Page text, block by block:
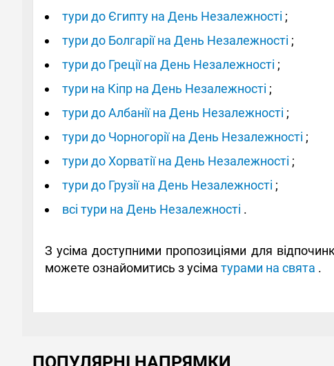
тури до Єгипту на День Незалежності ;
тури до Болгарії на День Незалежності ;
тури до Греції на День Незалежності ;
тури на Кіпр на День Незалежності ;
тури до Албанії на День Незалежності ;
тури до Чорногорії на День Незалежності ;
тури до Хорватії на День Незалежності ;
тури до Грузії на День Незалежності ;
всі тури на День Незалежності .
З усіма доступними пропозиціями для
можете ознайомитись з усіма турами на свята .